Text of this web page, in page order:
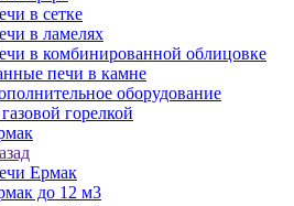
в сетке
в ламелях
в комбинированной облицовке
печи в камне
оборудование
горелкой
Ермак
до 12 м3